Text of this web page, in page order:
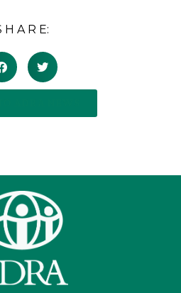
H A R E: